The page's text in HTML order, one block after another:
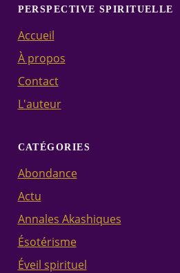
PERSPECTIVE SPIRITUELLE
Accueil
À propos
Contact
L'auteur
CATÉGORIES
Abondance
Actu
Annales Akashiques
Ésotérisme
Éveil spirituel